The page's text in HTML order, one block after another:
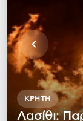
ΚΡΉΤΗ
Λασίθι: